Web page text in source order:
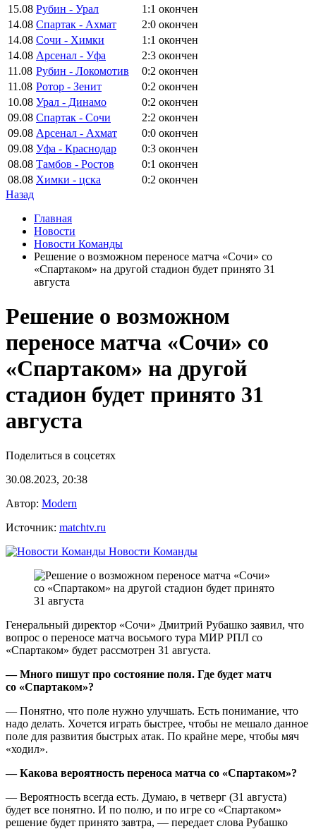
15.08 Рубин - Урал 1:1 окончен
14.08 Спартак - Ахмат 2:0 окончен
14.08 Сочи - Химки 1:1 окончен
14.08 Арсенал - Уфа 2:3 окончен
11.08 Рубин - Локомотив 0:2 окончен
11.08 Ротор - Зенит 0:2 окончен
10.08 Урал - Динамо 0:2 окончен
09.08 Спартак - Сочи 2:2 окончен
09.08 Арсенал - Ахмат 0:0 окончен
09.08 Уфа - Краснодар 0:3 окончен
08.08 Тамбов - Ростов 0:1 окончен
08.08 Химки - цска 0:2 окончен
Назад
Главная
Новости
Новости Команды
Решение о возможном переносе матча «Сочи» со
«Спартаком» на другой стадион будет принято 31
августа
Решение о возможном
переносе матча «Сочи» со
«Спартаком» на другой
стадион будет принято 31
августа
Поделиться в соцсетях
30.08.2023, 20:38
Автор: Modern
Источник: matchtv.ru
Новости Команды
Генеральный директор «Сочи» Дмитрий Рубашко заявил, что
вопрос о переносе матча восьмого тура МИР РПЛ со
«Спартаком» будет рассмотрен 31 августа.
— Много пишут про состояние поля. Где будет матч
со «Спартаком»?
— Понятно, что поле нужно улучшать. Есть понимание, что
надо делать. Хочется играть быстрее, чтобы не мешало данное
поле для развития быстрых атак. По крайне мере, чтобы мяч
«ходил».
— Какова вероятность переноса матча со «Спартаком»?
— Вероятность всегда есть. Думаю, в четверг (31 августа)
будет все понятно. И по полю, и по игре со «Спартаком»
решение будет принято завтра, — передает слова Рубашко